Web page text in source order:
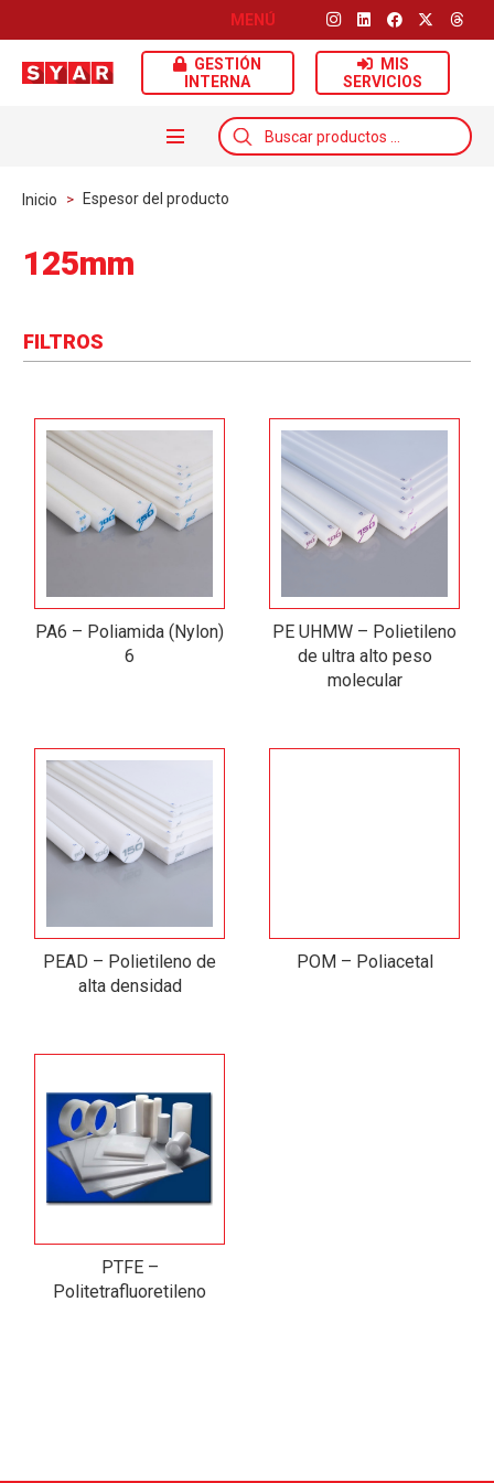
MENÚ
GESTIÓN
INTERNA
MIS
SERVICIOS
Búsqueda
de
productos
Inicio > Espesor del producto
125mm
FILTROS
PA6 – Poliamida (Nylon)
6
PE UHMW – Polietileno
de ultra alto peso
molecular
PEAD – Polietileno de
alta densidad
POM – Poliacetal
PTFE –
Politetrafluoretileno